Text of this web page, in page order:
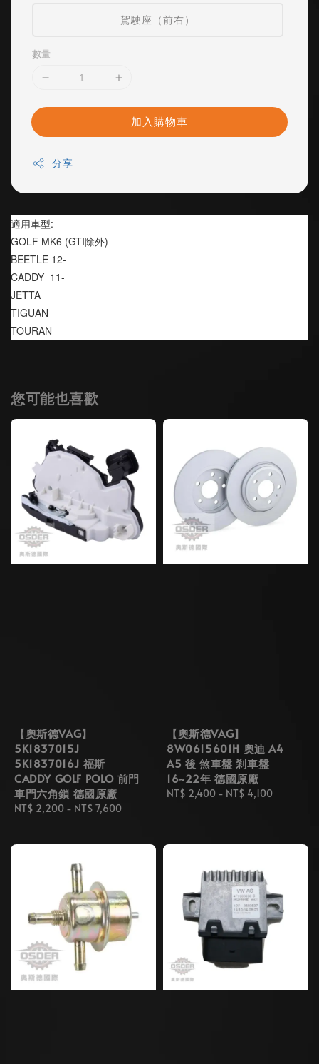
駕駛座（前右）
數量
加入購物車
分享
適用車型:
GOLF MK6 (GTI除外)
BEETLE 12-
CADDY  11-
JETTA
TIGUAN
TOURAN
您可能也喜歡
【奧斯德VAG】
5K1837015J
5K1837016J 福斯
CADDY GOLF POLO 前門
車門六角鎖 德國原廠
Regular
NT$ 2,200 - NT$ 7,600
【奧斯德VAG】
8W0615601H 奧迪 A4
A5 後 煞車盤 剎車盤
16~22年 德國原廠
Regular
NT$ 2,400 - NT$ 4,100